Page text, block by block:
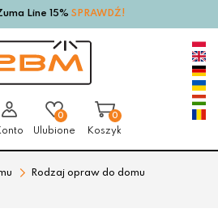
Line 15% SPRAWDŹ!
0
Ulubione
0
Koszyk
Rodzaj opraw do domu